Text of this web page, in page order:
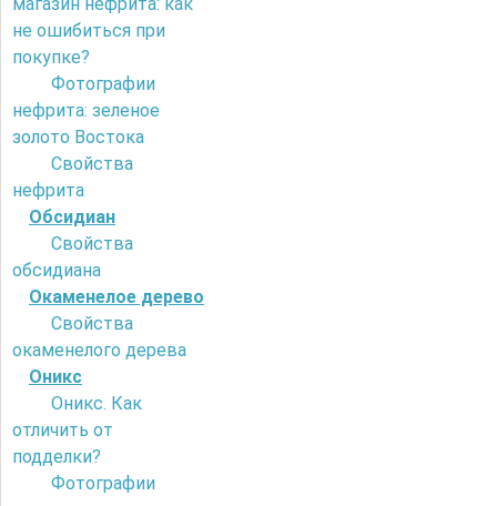
не ошибиться при
покупке?
Фотографии
нефрита: зеленое
золото Востока
Свойства
нефрита
Обсидиан
Свойства
обсидиана
Окаменелое дерево
Свойства
окаменелого дерева
Оникс
Оникс. Как
отличить от
подделки?
Фотографии